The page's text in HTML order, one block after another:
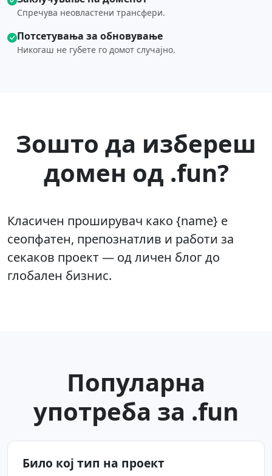
Спречува неовластени трансфери.
Потсетувања за обновување
Никогаш не губете го домот случајно.
Зошто да избереш
домен од .fun?
Класичен проширувач како {name} е
сеопфатен, препознатлив и работи за
секаков проект — од личен блог до
глобален бизнис.
Популарна
употреба за .fun
Било кој тип на проект